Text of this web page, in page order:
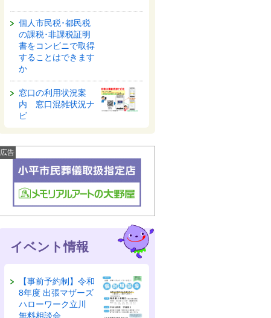
個人市民税･都民税
の課税･非課税証明
書をコンビニで取得
することはできます
か
窓口の利用状況案
内 窓口混雑状況ナ
ビ
広告
イベント情報
【事前予約制】令和
8年度 出張マザーズ
ハローワーク立川
無料相談会